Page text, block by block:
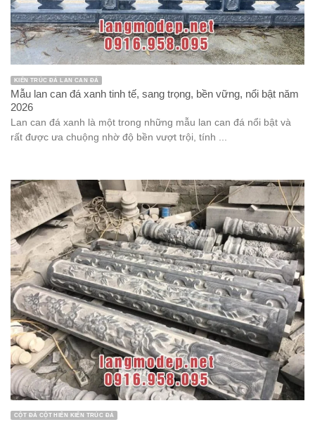
KIẾN TRÚC ĐÁ LAN CAN ĐÁ
Mẫu lan can đá xanh tinh tế, sang trọng, bền vững, nổi bật năm
2026
Lan can đá xanh là một trong những mẫu lan can đá nổi bật và
rất được ưa chuộng nhờ độ bền vượt trội, tính ...
CỘT ĐÁ CỘT HIÊN KIẾN TRÚC ĐÁ